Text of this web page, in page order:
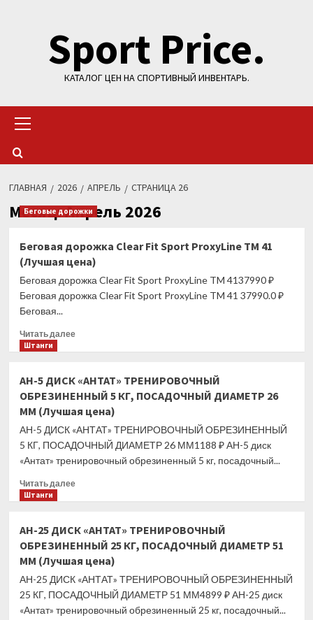
содержимомуSport Price.
КАТАЛОГ ЦЕН НА СПОРТИВНЫЙ ИНВЕНТАРЬ.
меню
ГЛАВНАЯ 2026 АПРЕЛЬ СТРАНИЦА 26
Месяц:Апрель 2026
Беговые дорожки
Беговая дорожка Clear Fit Sport ProxyLine TM 41
(Лучшая цена)
Беговая дорожка Clear Fit Sport ProxyLine TM 4137990 ₽
Беговая дорожка Clear Fit Sport ProxyLine TM 41 37990.0 ₽
Беговая...
Читать далееПрочитать
дорожка
Clear
Fit
Sport
ProxyLine
TM
41
Штанги
АН-5 ДИСК «АНТАТ» ТРЕНИРОВОЧНЫЙ
ОБРЕЗИНЕННЫЙ 5 КГ, ПОСАДОЧНЫЙ ДИАМЕТР 26
ММ (Лучшая цена)
АН-5 ДИСК «АНТАТ» ТРЕНИРОВОЧНЫЙ ОБРЕЗИНЕННЫЙ
5 КГ, ПОСАДОЧНЫЙ ДИАМЕТР 26 ММ1188 ₽ АН-5 диск
«Антат» тренировочный обрезиненный 5 кг, посадочный...
Читать далееПрочитать
ДИСК
«АНТАТ»
ТРЕНИРОВОЧНЫЙ
ОБРЕЗИНЕННЫЙ
КГ,
ПОСАДОЧНЫЙ
Штанги
АН-25 ДИСК «АНТАТ» ТРЕНИРОВОЧНЫЙ
ОБРЕЗИНЕННЫЙ 25 КГ, ПОСАДОЧНЫЙ ДИАМЕТР 51
ММ (Лучшая цена)
АН-25 ДИСК «АНТАТ» ТРЕНИРОВОЧНЫЙ ОБРЕЗИНЕННЫЙ
25 КГ, ПОСАДОЧНЫЙ ДИАМЕТР 51 ММ4899 ₽ АН-25 диск
«Антат» тренировочный обрезиненный 25 кг, посадочный...